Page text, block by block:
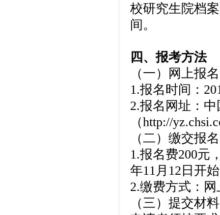
校研究生院档
间。
四、报考方法
（一）网上报名
1.报名时间：
2.报名网址：
（http://
（二）缴交报
1.报名费200元
年11月12日开
2.缴费方式：
（三）提交材料